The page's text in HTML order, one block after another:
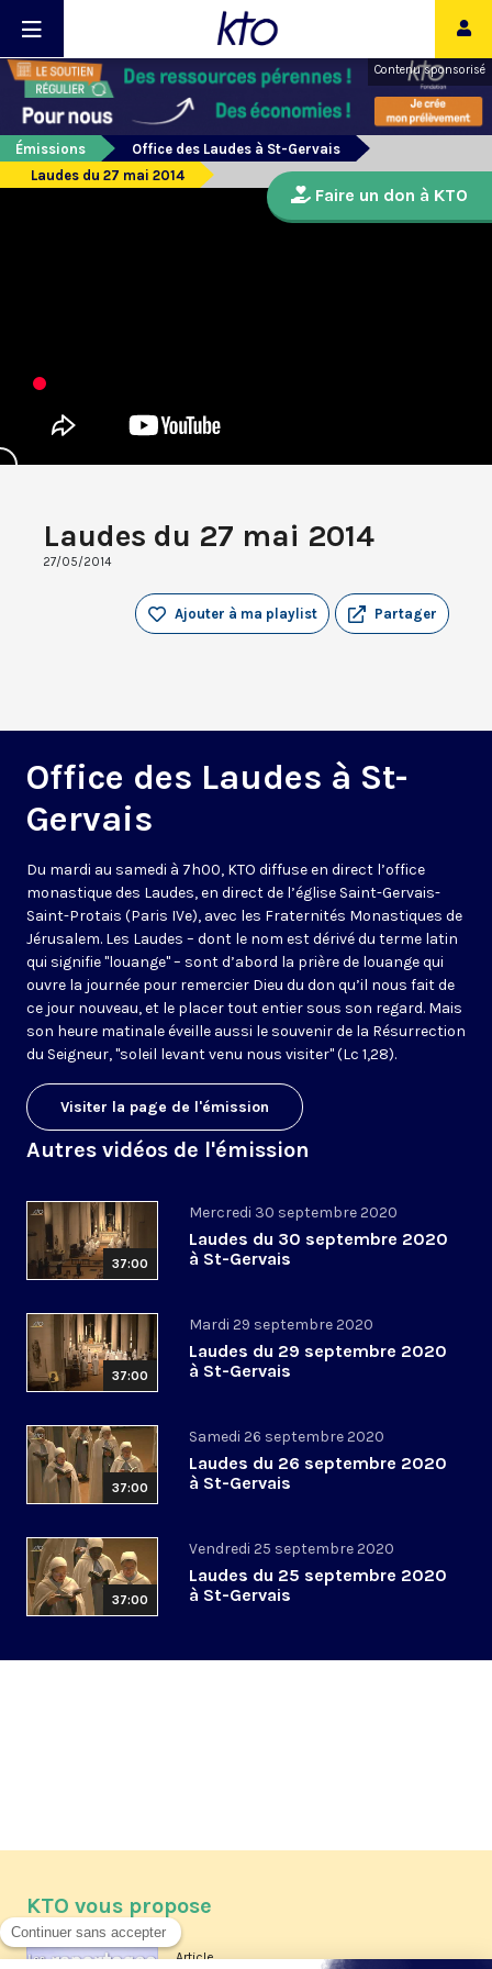
Contenu sponsorisé
Émissions
Office des Laudes à St-Gervais
Laudes du 27 mai 2014
Laudes du 27 mai 2014
27/05/2014
Partager
Ajouter à ma playlist
Office des Laudes à St-
Gervais
Du mardi au samedi à 7h00, KTO diffuse en direct l’office
monastique des Laudes, en direct de l’église Saint-Gervais-
Saint-Protais (Paris IVe), avec les Fraternités Monastiques de
Jérusalem. Les Laudes – dont le nom est dérivé du terme latin
qui signifie "louange" – sont d’abord la prière de louange qui
ouvre la journée pour remercier Dieu du don qu’il nous fait de
ce jour nouveau, et le placer tout entier sous son regard. Mais
son heure matinale éveille aussi le souvenir de la Résurrection
du Seigneur, "soleil levant venu nous visiter" (Lc 1,28).
Visiter la page de l'émission
Autres vidéos de l'émission
37:00
Mercredi 30 septembre 2020
Laudes du 30 septembre 2020
à St-Gervais
37:00
Mardi 29 septembre 2020
Laudes du 29 septembre 2020
à St-Gervais
37:00
Samedi 26 septembre 2020
Laudes du 26 septembre 2020
à St-Gervais
37:00
Vendredi 25 septembre 2020
Laudes du 25 septembre 2020
à St-Gervais
Faire un don à KTO
KTO vous propose
Article